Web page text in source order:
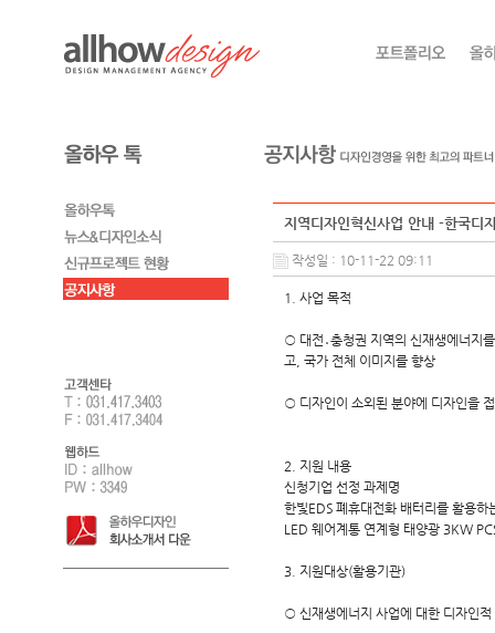
지역디자인혁신사업 안내 -한국디
작성일 : 10-11-22 09:11
1. 사업 목적
○ 대전․충청권 지역의 신재생에너지
고, 국가 전체 이미지를 향상
○ 디자인이 소외된 분야에 디자인을
2. 지원 내용
신청기업 선정 과제명
한빛EDS 폐휴대전화 배터리를 활용하
LED 웨어 계통 연계형 태양광 3KW
3. 지원대상(활용기관)
○ 신재생에너지 사업에 대한 디자인적